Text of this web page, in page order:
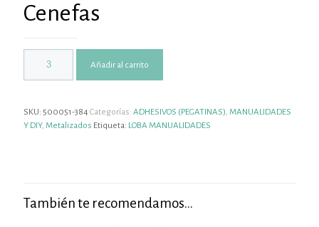
Cenefas
Añadir al carrito
SKU: 500051-384Categorías: ADHESIVOS (PEGATINAS), MANUALIDADES
Y DIY, Metalizados Etiqueta: LOBA MANUALIDADES
También te recomendamos…